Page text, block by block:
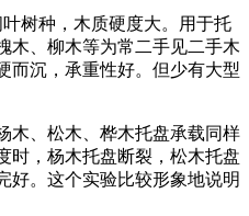
树种，木质硬度大。用于托
木、柳木等为常二手见二手木
而沉，承重性好。但少有大型
木、松木、桦木托盘承载同样
时，杨木托盘断裂，松木托盘
好。这个实验比较形象地说明